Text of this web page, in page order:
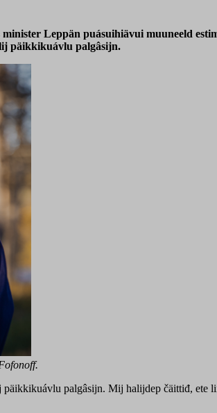
Leppän puásuihiävui muuneeld
päikkikuávlu palgâsijn.
palgâsijn. Mij halijdep čäittiđ, ete